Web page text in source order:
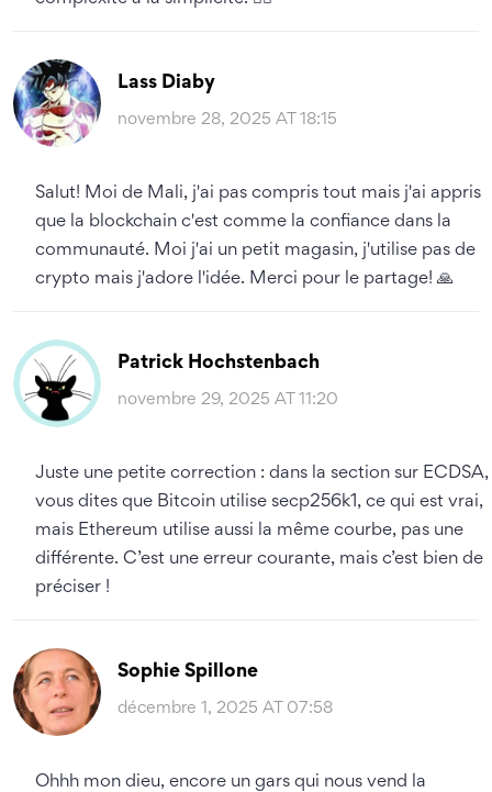
Lass Diaby
novembre 28, 2025 AT 18:15
Salut! Moi de Mali, j'ai pas compris tout mais j'ai appris
que la blockchain c'est comme la confiance dans la
communauté. Moi j'ai un petit magasin, j'utilise pas de
crypto mais j'adore l'idée. Merci pour le partage! 🙏
Patrick Hochstenbach
novembre 29, 2025 AT 11:20
Juste une petite correction : dans la section sur ECDSA,
vous dites que Bitcoin utilise secp256k1, ce qui est vrai,
mais Ethereum utilise aussi la même courbe, pas une
différente. C’est une erreur courante, mais c’est bien de
préciser !
Sophie Spillone
décembre 1, 2025 AT 07:58
Ohhh mon dieu, encore un gars qui nous vend la